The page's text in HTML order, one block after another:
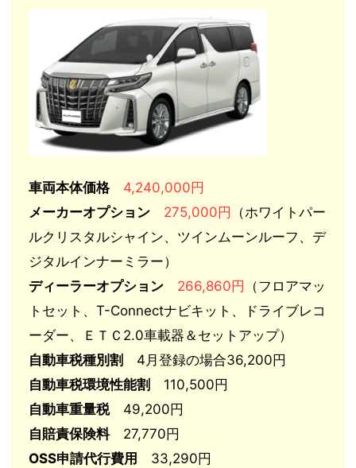
車両本体価格
4,240,000円
メーカーオプション
275,000円 （ホワイトパー
ルクリスタルシャイン、ツインムーンルーフ、デ
ジタルインナーミラー）
ディーラーオプション
266,860円 （フロアマッ
トセット、T-Connectナビキット、ドライブレコ
ーダー、ＥＴＣ2.0車載器＆セットアップ）
自動車税種別割
4月登録の場合36,200円
自動車税環境性能割
110,500円
自動車重量税49,200円
自賠責保険料27,770円
OSS申請代行費用 33,290円